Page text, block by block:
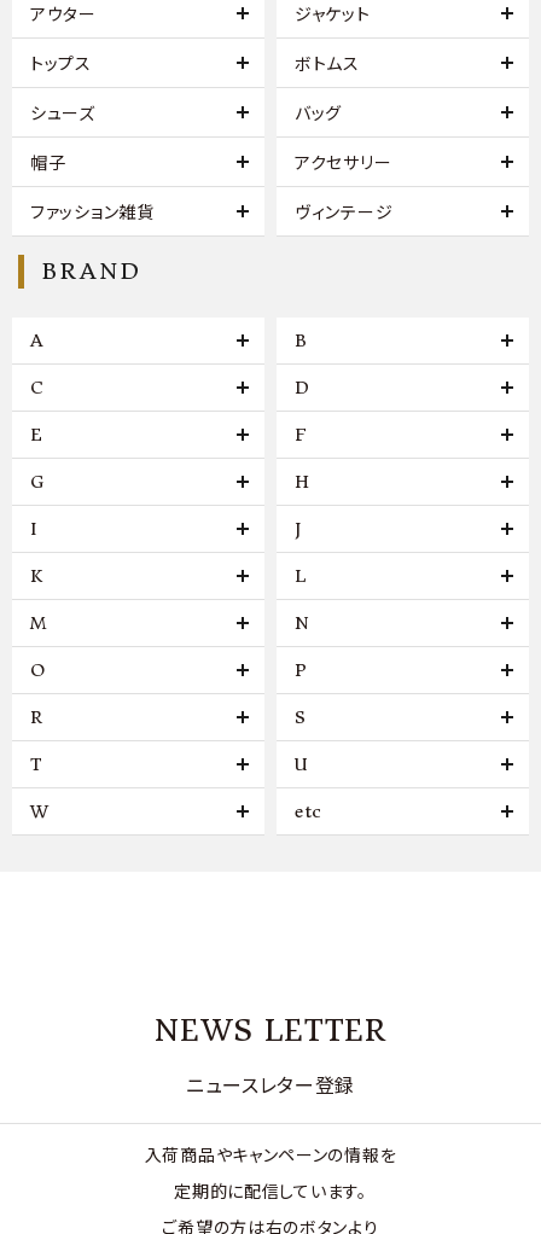
アウター ジャケット
トップス ボトムス
シューズ バッグ
帽子 アクセサリー
ファッション雑貨 ヴィンテージ
BRAND
A B
C D
E F
G H
I J
K L
M N
O P
R S
T U
W etc
NEWS LETTER
ニュースレター登録
入荷商品やキャンペーンの情報を
定期的に配信しています。
ご希望の方は右のボタンより